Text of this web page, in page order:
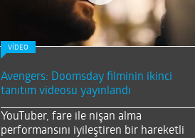
VİDEO
Avengers: Doomsday filminin ikinci
tanıtım videosu yayınlandı
YouTuber, fare ile nişan alma
performansını iyileştiren bir hareketli